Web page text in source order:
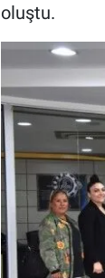
oluştu.